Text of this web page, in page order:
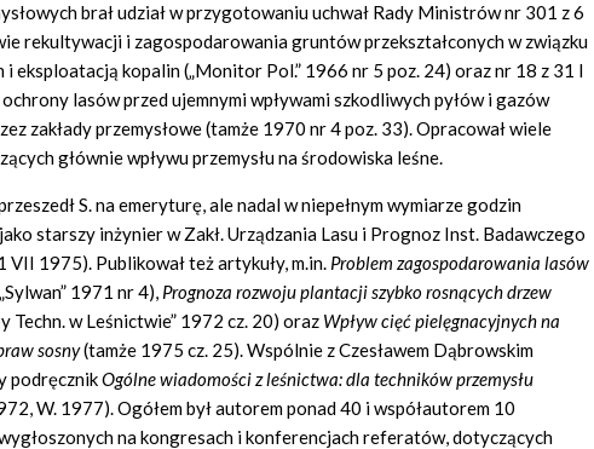
brał udział w przygotowaniu uchwał Rady Ministrów nr 301 z 6
rekultywacji i zagospodarowania gruntów przekształconych w związku
i eksploatacją kopalin („Monitor Pol.” 1966 nr 5 poz. 24) oraz nr 18 z 31 I
lasów przed ujemnymi wpływami szkodliwych pyłów i gazów
zakłady przemysłowe (tamże 1970 nr 4 poz. 33). Opracował wiele
głównie wpływu przemysłu na środowiska leśne.
S. na emeryturę, ale nadal w niepełnym wymiarze godzin
starszy inżynier w Zakł. Urządzania Lasu i Prognoz Inst. Badawczego
VII 1975). Publikował też artykuły, m.in. Problem zagospodarowania lasów
1971 nr 4), Prognoza rozwoju plantacji szybko rosnących drzew
Techn. w Leśnictwie” 1972 cz. 20) oraz Wpływ cięć pielęgnacyjnych na
sosny(tamże 1975 cz. 25). Wspólnie z Czesławem Dąbrowskim
podręcznikOgólne wiadomości z leśnictwa: dla techników przemysłu
W. 1977). Ogółem był autorem ponad 40 i współautorem 10
na kongresach i konferencjach referatów, dotyczących